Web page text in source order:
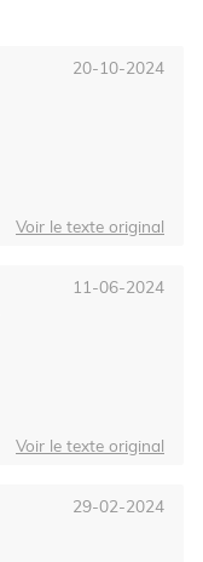
20-10-2024
Voir le texte original
11-06-2024
Voir le texte original
29-02-2024